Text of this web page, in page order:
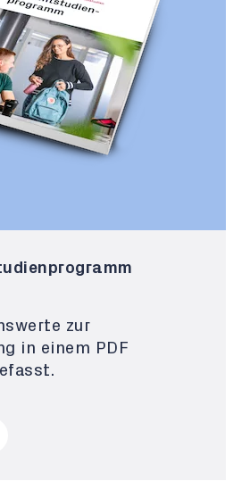
zur
in einem PDF